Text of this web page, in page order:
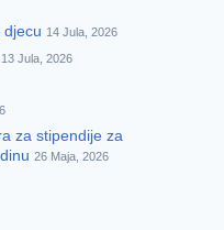
djecu 14 Jula, 2026
13 Jula, 2026
za stipendije za
26 Maja, 2026